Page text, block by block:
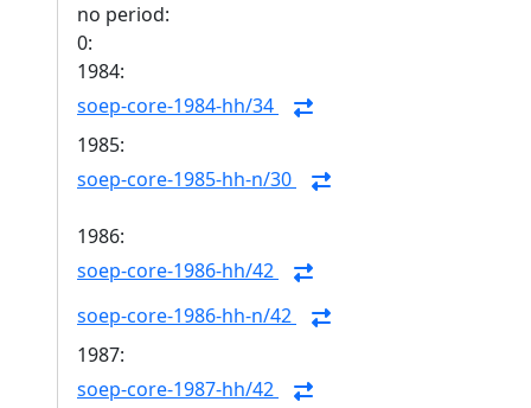
no period:
0:
1984:
soep-core-1984-hh/34
1985:
soep-core-1985-hh-n/30
1986:
soep-core-1986-hh/42
soep-core-1986-hh-n/42
1987:
soep-core-1987-hh/42